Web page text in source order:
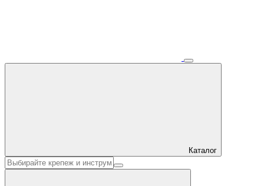
Каталог